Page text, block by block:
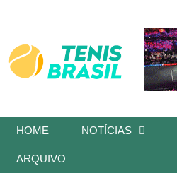
HOME NOTÍCIAS
ARQUIVO